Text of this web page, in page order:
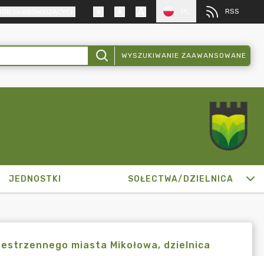
RSS
WYSZUKIWANIE ZAAWANSOWANE
JEDNOSTKI SOŁECTWA/DZIELNICA
miasta Mikołowa, dzielnica